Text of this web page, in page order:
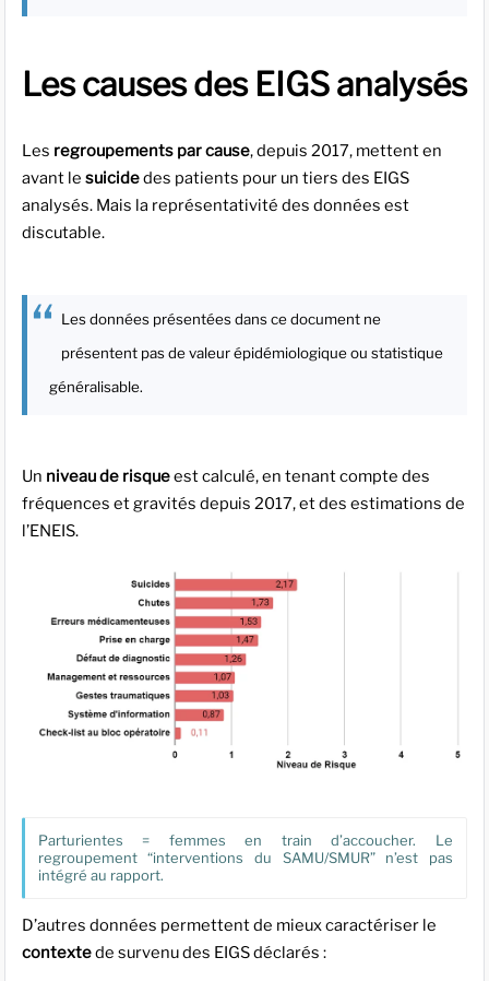
Les causes des EIGS analysés
Les regroupements par cause, depuis 2017, mettent en
avant le suicidedes patients pour un tiers des EIGS
analysés. Mais la représentativité des données est
discutable.
Les données présentées dans ce document ne
présentent pas de valeur épidémiologique ou statistique
généralisable.
Un niveau de risqueest calculé, en tenant compte des
fréquences et gravités depuis 2017, et des estimations de
l’ENEIS.
Parturientes = femmes en train d’accoucher. Le
regroupement “interventions du SAMU/SMUR” n’est pas
intégré au rapport.
D’autres données permettent de mieux caractériser le
contextede survenu des EIGS déclarés :